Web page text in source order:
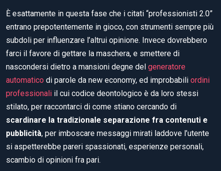
È esattamente in questa fase che i citati “professionisti 2.0”
entrano prepotentemente in gioco, con strumenti sempre più
subdoli per influenzare l’altrui opinione. Invece dovrebbero
farci il favore di gettare la maschera, e smettere di
nascondersi dietro a mansioni degne del generatore
automatico di parole da new economy, ed improbabili ordini
professionali il cui codice deontologico è da loro stessi
stilato, per raccontarci di come stiano cercando di
scardinare la tradizionale separazione fra contenuti e
pubblicità, per imboscare messaggi mirati laddove l’utente
si aspetterebbe pareri spassionati, esperienze personali,
scambio di opinioni fra pari.